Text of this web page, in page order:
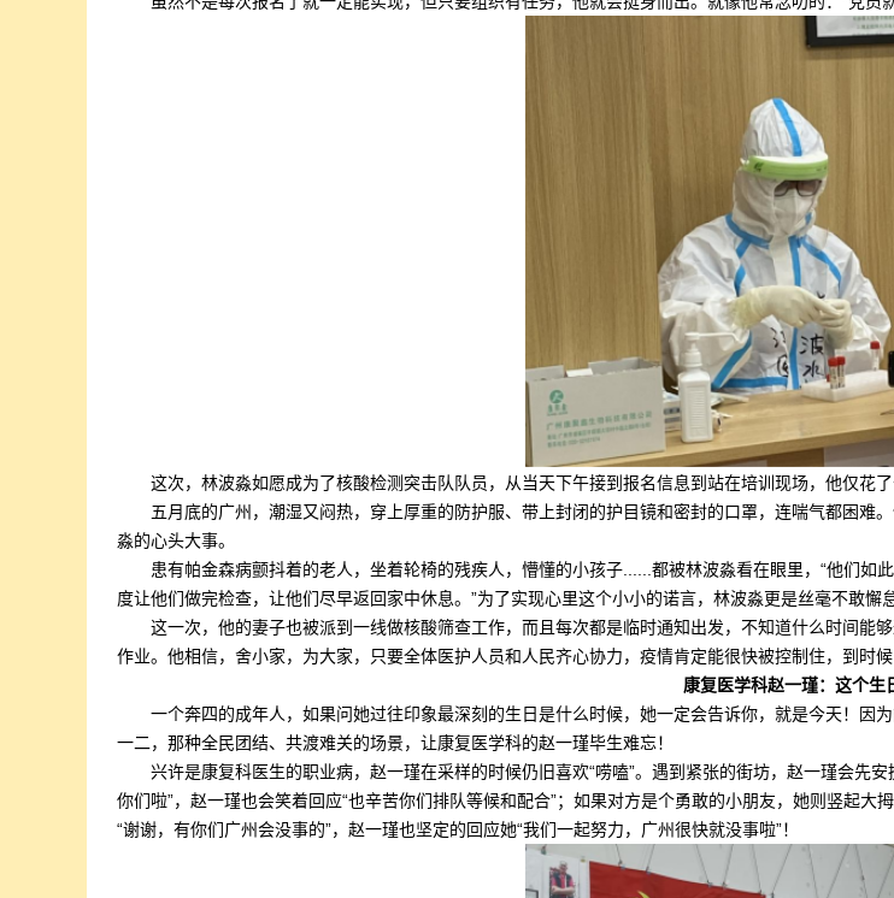
这次，林波淼如愿成为了核酸检测突击队队员，从当天下午接到报名信息到站在培训现场，他仅花了
五月底的广州，潮湿又闷热，穿上厚重的防护服、带上封闭的护目镜和密封的口罩，连喘气都困
淼的心头大事。
患有帕金森病颤抖着的老人，坐着轮椅的残疾人，懵懂的小孩子......都被林波淼看在眼里，“他们
度让他们做完检查，让他们尽早返回家中休息。”为了实现心里这个小小的诺言，林波淼更是丝毫不敢懈
这一次，他的妻子也被派到一线做核酸筛查工作，而且每次都是临时通知出发，不知道什么时间能
作业。他相信，舍小家，为大家，只要全体医护人员和人民齐心协力，疫情肯定能很快被控制住，到时候
康复医学科赵一瑾：这个生
一个奔四的成年人，如果问她过往印象最深刻的生日是什么时候，她一定会告诉你，就是今天！因
一二，那种全民团结、共渡难关的场景，让康复医学科的赵一瑾毕生难忘！
兴许是康复科医生的职业病，赵一瑾在采样的时候仍旧喜欢“唠嗑”。遇到紧张的街坊，赵一瑾会先
你们啦”，赵一瑾也会笑着回应“也辛苦你们排队等候和配合”；如果对方是个勇敢的小朋友，她则竖起
“谢谢，有你们广州会没事的”，赵一瑾也坚定的回应她“我们一起努力，广州很快就没事啦”！